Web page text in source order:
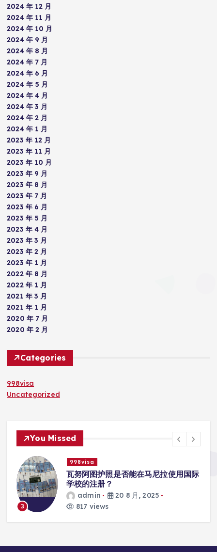
2024 年 12 月
2024 年 11 月
2024 年 10 月
2024 年 9 月
2024 年 8 月
2024 年 7 月
2024 年 6 月
2024 年 5 月
2024 年 4 月
2024 年 3 月
2024 年 2 月
2024 年 1 月
2023 年 12 月
2023 年 11 月
2023 年 10 月
2023 年 9 月
2023 年 8 月
2023 年 7 月
2023 年 6 月
2023 年 5 月
2023 年 4 月
2023 年 3 月
2023 年 2 月
2023 年 1 月
2022 年 8 月
2022 年 1 月
2021 年 3 月
2021 年 1 月
2020 年 7 月
2020 年 2 月
Categories
998visa
Uncategorized
You Missed
3
998visa
瓦努阿图护照是否能在马尼拉使用国际
学校的注册？
admin
20 8 月, 2025
817 views